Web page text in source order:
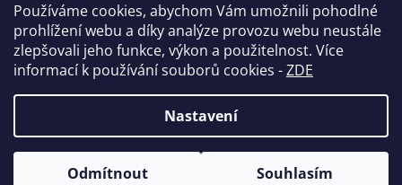
Používáme cookies, abychom Vám umožnili pohodlné
prohlížení webu a díky analýze provozu webu neustále
zlepšovali jeho funkce, výkon a použitelnost. Více
informací k používání souborů cookies -ZDE
Nastavení
Odmítnout Souhlasím
PŘIHLÁSIT SE
Nová registrace
Zapomenuté heslo
Vytvořil Shoptet
© 2026 EASYBAT.CZ. Všechna práva vyhrazena.